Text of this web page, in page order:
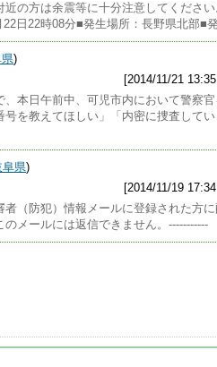
近の方は余震等に十分注意してくださ
日22時08分■発生場所：長野県北部■
)
[2014/11/21
、本日午前中、可児市内において警察
号を教えてほしい」「内密に捜査してい
阜県)
[2014/11/19
者（防犯）情報メールに登録された方
メールには返信できません。-----------